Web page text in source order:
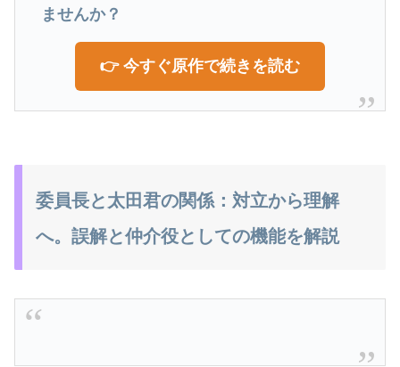
ませんか？
👉 今すぐ原作で続きを読む
委員長と太田君の関係：対立から理解
へ。誤解と仲介役としての機能を解説